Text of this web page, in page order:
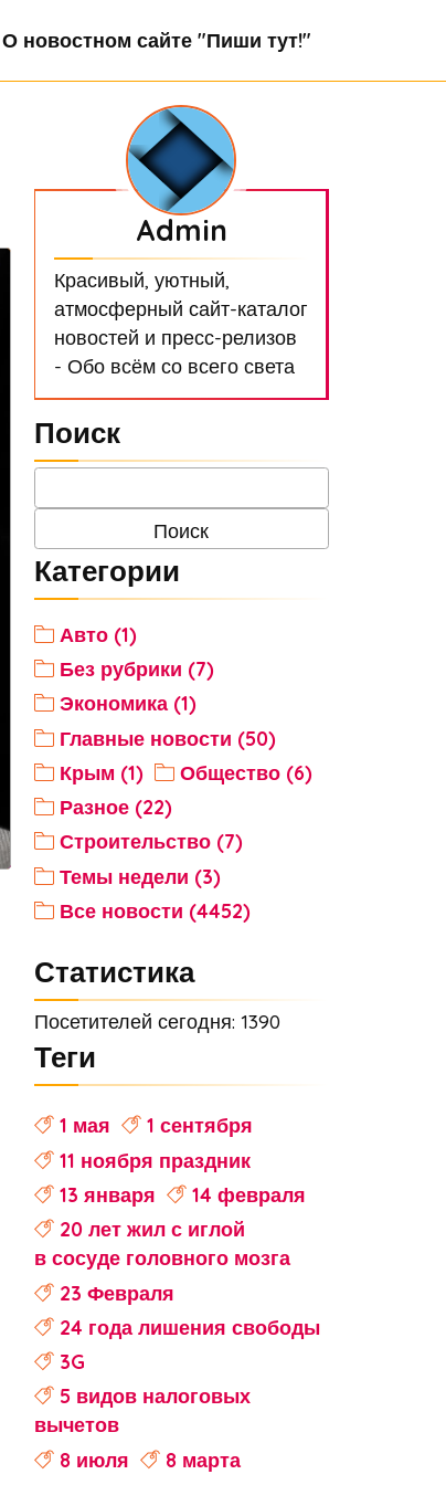
О новостном сайте "Пиши тут!"
Admin
Красивый, уютный,
атмосферный сайт-каталог
новостей и пресс-релизов
- Обо всём со всего света
Поиск
Категории
Авто (1)
Без рубрики (7)
Экономика (1)
Главные новости (50)
Крым (1)
Общество (6)
Разное (22)
Строительство (7)
Темы недели (3)
Все новости (4452)
Статистика
Посетителей сегодня: 1390
Теги
1 мая
1 сентября
11 ноября праздник
13 января
14 февраля
20 лет жил с иглой
в сосуде головного мозга
23 Февраля
24 года лишения свободы
3G
5 видов налоговых
вычетов
8 июля
8 марта